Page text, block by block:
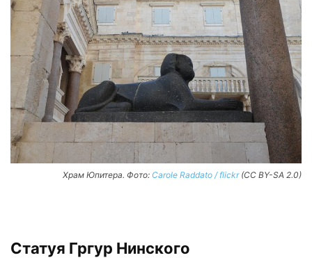
Храм Юпитера. Фото: Carole Raddato / flickr(CC BY-SA 2.0)
Статуя Гргур Нинского